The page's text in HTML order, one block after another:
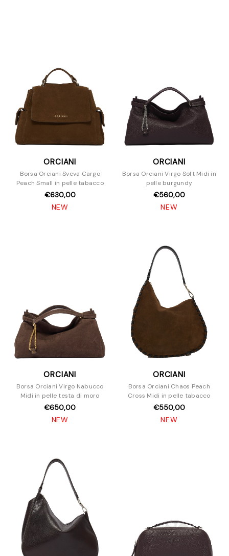
ORCIANI
Borsa Orciani Sveva Cargo
Peach Small in pelle tabacco
€630,00
NEW
ORCIANI
Borsa Orciani Virgo Soft Midi in
pelle burgundy
€560,00
NEW
ORCIANI
Borsa Orciani Virgo Nabucco
Midi in pelle testa di moro
€650,00
NEW
ORCIANI
Borsa Orciani Chaos Peach
Cross Midi in pelle tabacco
€550,00
NEW